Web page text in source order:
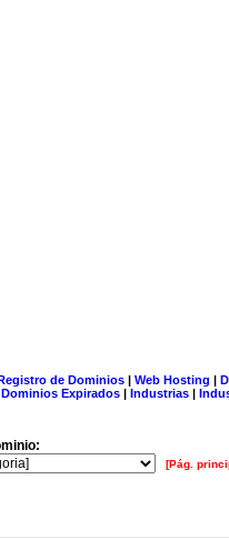
de Dominios| Web Hosting |
Dominios Expirados | Industrias |
[Pág.